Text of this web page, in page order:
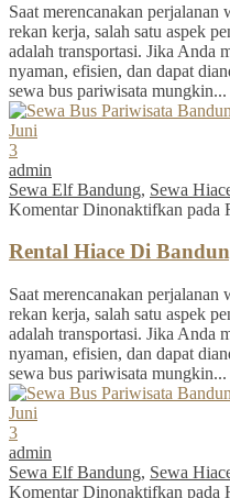
Saat merencanakan perjalanan
rekan kerja, salah satu aspek
adalah transportasi. Jika Anda
nyaman, efisien, dan dapat
sewa bus pariwisata mungkin...
Juni
3
admin
Sewa Elf Bandung, Sewa
Komentar Dinonaktifkan pada
Rental Hiace Di
Saat merencanakan perjalanan
rekan kerja, salah satu aspek
adalah transportasi. Jika Anda
nyaman, efisien, dan dapat
sewa bus pariwisata mungkin...
Juni
3
admin
Sewa Elf Bandung, Sewa
Komentar Dinonaktifkan pada